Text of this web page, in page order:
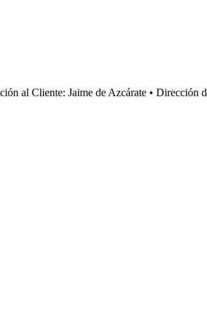
al Cliente: Jaime de Azcárate •